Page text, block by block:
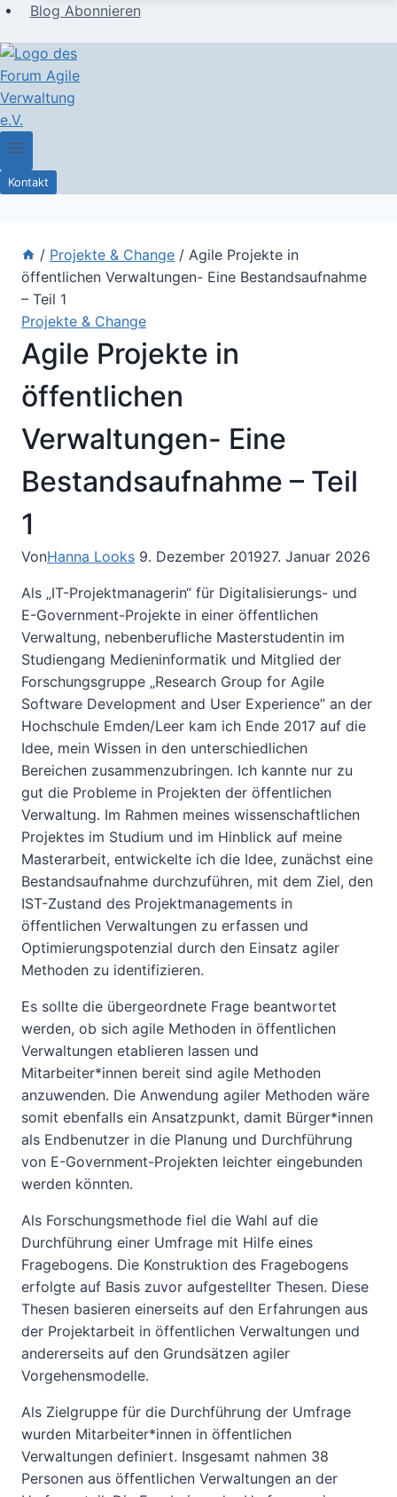
Blog Abonnieren
Kontakt
/ Projekte & Change / Agile Projekte in
öffentlichen Verwaltungen- Eine Bestandsaufnahme
– Teil 1
Projekte & Change
Agile Projekte in
öffentlichen
Verwaltungen- Eine
Bestandsaufnahme – Teil
1
VonHanna Looks 9. Dezember 201927. Januar 2026
Als „IT-Projektmanagerin“ für Digitalisierungs- und
E-Government-Projekte in einer öffentlichen
Verwaltung, nebenberufliche Masterstudentin im
Studiengang Medieninformatik und Mitglied der
Forschungsgruppe „Research Group for Agile
Software Development and User Experience” an der
Hochschule Emden/Leer kam ich Ende 2017 auf die
Idee, mein Wissen in den unterschiedlichen
Bereichen zusammenzubringen. Ich kannte nur zu
gut die Probleme in Projekten der öffentlichen
Verwaltung. Im Rahmen meines wissenschaftlichen
Projektes im Studium und im Hinblick auf meine
Masterarbeit, entwickelte ich die Idee, zunächst eine
Bestandsaufnahme durchzuführen, mit dem Ziel, den
IST-Zustand des Projektmanagements in
öffentlichen Verwaltungen zu erfassen und
Optimierungspotenzial durch den Einsatz agiler
Methoden zu identifizieren.
Es sollte die übergeordnete Frage beantwortet
werden, ob sich agile Methoden in öffentlichen
Verwaltungen etablieren lassen und
Mitarbeiter*innen bereit sind agile Methoden
anzuwenden. Die Anwendung agiler Methoden wäre
somit ebenfalls ein Ansatzpunkt, damit Bürger*innen
als Endbenutzer in die Planung und Durchführung
von E-Government-Projekten leichter eingebunden
werden könnten.
Als Forschungsmethode fiel die Wahl auf die
Durchführung einer Umfrage mit Hilfe eines
Fragebogens. Die Konstruktion des Fragebogens
erfolgte auf Basis zuvor aufgestellter Thesen. Diese
Thesen basieren einerseits auf den Erfahrungen aus
der Projektarbeit in öffentlichen Verwaltungen und
andererseits auf den Grundsätzen agiler
Vorgehensmodelle.
Als Zielgruppe für die Durchführung der Umfrage
wurden Mitarbeiter*innen in öffentlichen
Verwaltungen definiert. Insgesamt nahmen 38
Personen aus öffentlichen Verwaltungen an der